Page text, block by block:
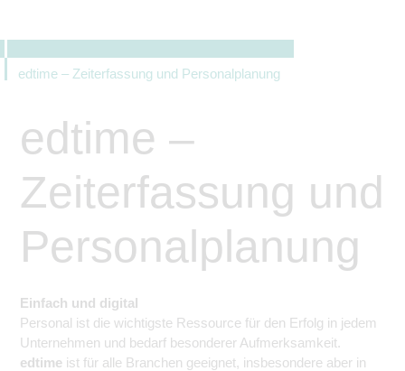
edtime – Zeiterfassung und Personalplanung
edtime –
Zeiterfassung und
Personalplanung
Einfach und digital
Personal ist die wichtigste Ressource für den Erfolg in jedem
Unternehmen und bedarf besonderer Aufmerksamkeit.
edtime ist für alle Branchen geeignet, insbesondere aber in